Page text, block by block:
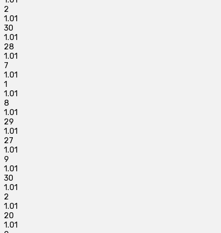
2
1.01
30
1.01
28
1.01
7
1.01
1
1.01
8
1.01
29
1.01
27
1.01
9
1.01
30
1.01
2
1.01
20
1.01